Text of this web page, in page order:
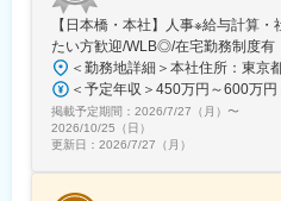
【日本橋・本社】人事※給与計算
たい方歓迎/WLB◎/在宅勤務制度有
掲載予定期間： 2026/7/27（月） 〜
2026/10/25（日）
更新日： 2026/7/27（月）